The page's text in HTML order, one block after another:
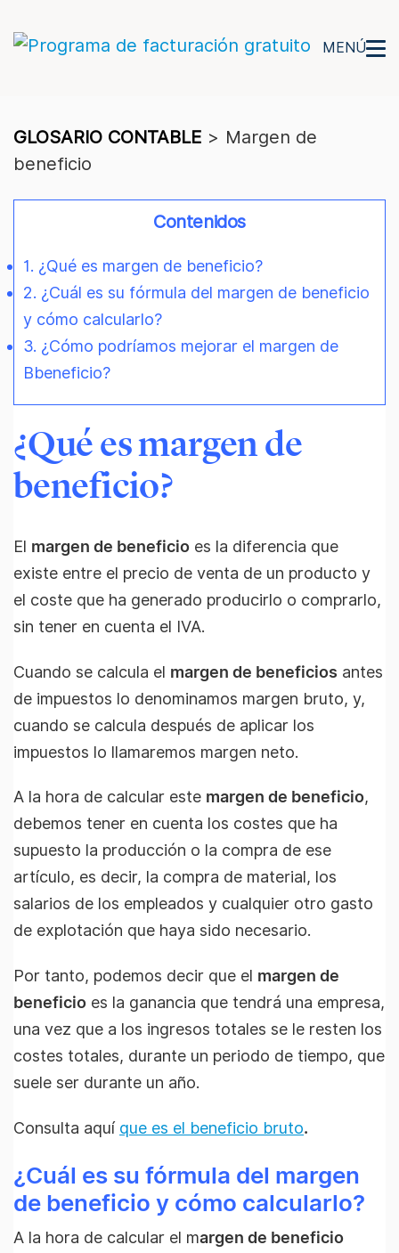
MENÚ
GLOSARIO CONTABLE > Margen de
beneficio
Contenidos
1. ¿Qué es margen de beneficio?
2. ¿Cuál es su fórmula del margen de beneficio
y cómo calcularlo?
3. ¿Cómo podríamos mejorar el margen de
Bbeneficio?
¿Qué es margen de
beneficio?
El margen de beneficio es la diferencia que
existe entre el precio de venta de un producto y
el coste que ha generado producirlo o comprarlo,
sin tener en cuenta el IVA.
Cuando se calcula el margen de beneficios antes
de impuestos lo denominamos margen bruto, y,
cuando se calcula después de aplicar los
impuestos lo llamaremos margen neto.
A la hora de calcular este margen de beneficio,
debemos tener en cuenta los costes que ha
supuesto la producción o la compra de ese
artículo, es decir, la compra de material, los
salarios de los empleados y cualquier otro gasto
de explotación que haya sido necesario.
Por tanto, podemos decir que el margen de
beneficio es la ganancia que tendrá una empresa,
una vez que a los ingresos totales se le resten los
costes totales, durante un periodo de tiempo, que
suele ser durante un año.
Consulta aquí que es el beneficio bruto.
¿Cuál es su fórmula del margen
de beneficio y cómo calcularlo?
A la hora de calcular el margen de beneficio